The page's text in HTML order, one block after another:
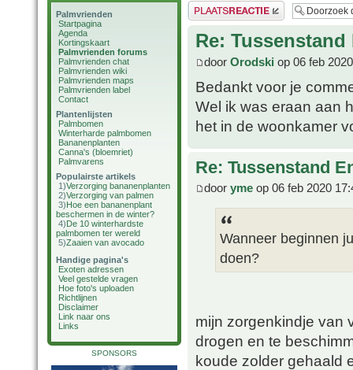
Palmvrienden
Startpagina
Agenda
Kortingskaart
Palmvrienden forums
Palmvrienden chat
Palmvrienden wiki
Palmvrienden maps
Palmvrienden label
Contact
Plantenlijsten
Palmbomen
Winterharde palmbomen
Bananenplanten
Canna's (bloemriet)
Palmvarens
Populairste artikels
1)Verzorging bananenplanten
2)Verzorging van palmen
3)Hoe een bananenplant
beschermen in de winter?
4)De 10 winterhardste
palmbomen ter wereld
5)Zaaien van avocado
Handige pagina's
Exoten adressen
Veel gestelde vragen
Hoe foto's uploaden
Richtlijnen
Disclaimer
Link naar ons
Links
SPONSORS
Plaats een reactie
Re:
door Orodski op 06 feb
Bedankt voor je
Wel ik was eraan aan
het in de woonkamer
Re: Tussenstand
door yme op 06 feb 2020
Wanneer beginnen
doen?
mijn zorgenkindje van
drogen en te
koude zolder gehaald